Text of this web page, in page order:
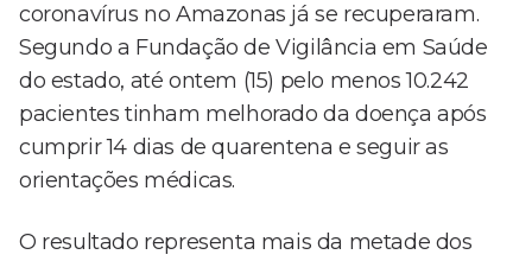
coronavírus no Amazonas já se recuperaram.
Segundo a Fundação de Vigilância em Saúde
do estado, até ontem (15) pelo menos 10.242
pacientes tinham melhorado da doença após
cumprir 14 dias de quarentena e seguir as
orientações médicas.
O resultado representa mais da metade dos